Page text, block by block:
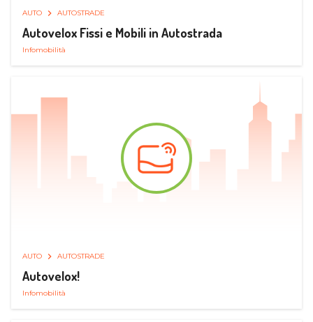
AUTO AUTOSTRADE
Autovelox Fissi e Mobili in Autostrada
Infomobilità
AUTO AUTOSTRADE
Autovelox!
Infomobilità